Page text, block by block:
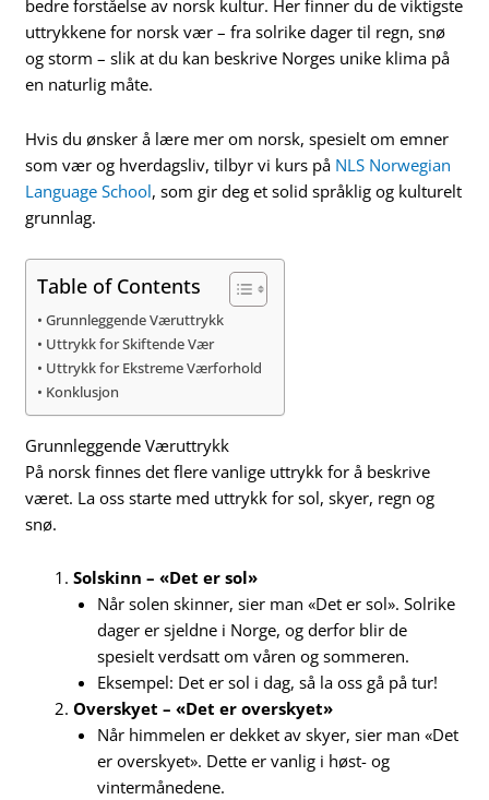
bedre forståelse av norsk kultur. Her finner du de viktigste
uttrykkene for norsk vær – fra solrike dager til regn, snø
og storm – slik at du kan beskrive Norges unike klima på
en naturlig måte.
Hvis du ønsker å lære mer om norsk, spesielt om emner
som vær og hverdagsliv, tilbyr vi kurs på NLS Norwegian
Language School, som gir deg et solid språklig og kulturelt
grunnlag.
Table of Contents
Grunnleggende Væruttrykk
Uttrykk for Skiftende Vær
Uttrykk for Ekstreme Værforhold
Konklusjon
Grunnleggende Væruttrykk
På norsk finnes det flere vanlige uttrykk for å beskrive
været. La oss starte med uttrykk for sol, skyer, regn og
snø.
Solskinn – «Det er sol»
Når solen skinner, sier man «Det er sol». Solrike
dager er sjeldne i Norge, og derfor blir de
spesielt verdsatt om våren og sommeren.
Eksempel: Det er sol i dag, så la oss gå på tur!
Overskyet – «Det er overskyet»
Når himmelen er dekket av skyer, sier man «Det
er overskyet». Dette er vanlig i høst- og
vintermånedene.